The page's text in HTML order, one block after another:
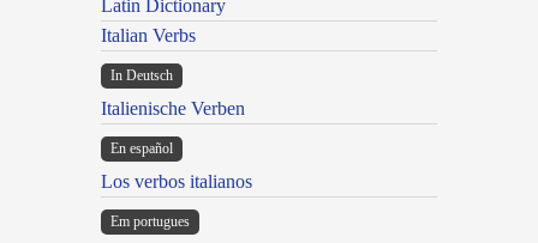
Latin Dictionary
Italian Verbs
In Deutsch
Italienische Verben
En español
Los verbos italianos
Em portugues